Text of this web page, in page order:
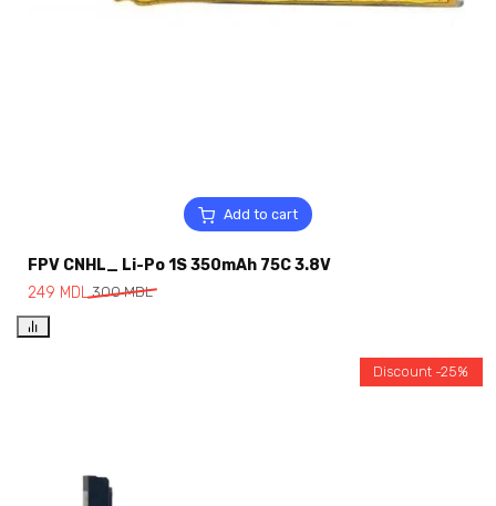
Add to cart
FPV CNHL_ Li-Po 1S 350mAh 75C 3.8V
300MDL
249 MDL
Discount -25%